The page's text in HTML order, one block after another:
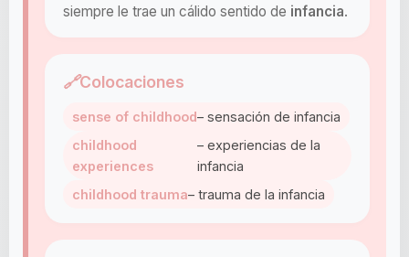
siempre le trae un cálido sentido de infancia.
🔗Colocaciones
sense of childhood– sensación de infancia
childhood
experiences
– experiencias de la
infancia
childhood trauma– trauma de la infancia